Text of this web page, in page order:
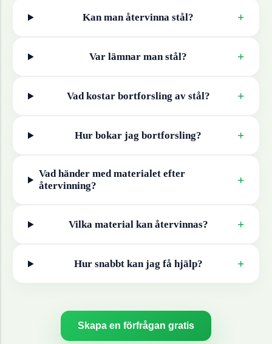
Kan man återvinna stål? +
Var lämnar man stål? +
Vad kostar bortforsling av stål? +
Hur bokar jag bortforsling? +
Vad händer med materialet efter
återvinning?
+
Vilka material kan återvinnas? +
Hur snabbt kan jag få hjälp? +
Skapa en förfrågan gratis